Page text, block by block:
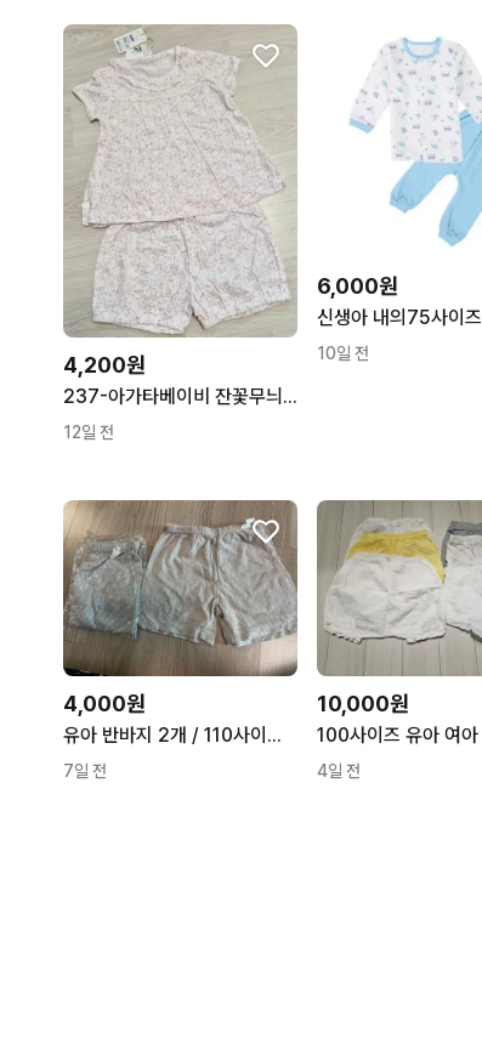
4,200원
237-아가타베이비 잔꽃무늬 반소 내의 새상품(100)
12일 전
6,000원
10일 전
4,000원
유아 반바지 2개 / 110사이즈 / 일괄
7일 전
10,000원
4일 전